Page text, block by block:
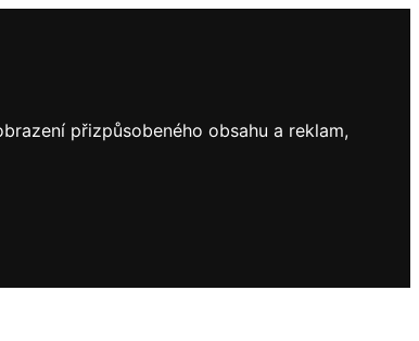
přizpůsobeného obsahu a reklam,